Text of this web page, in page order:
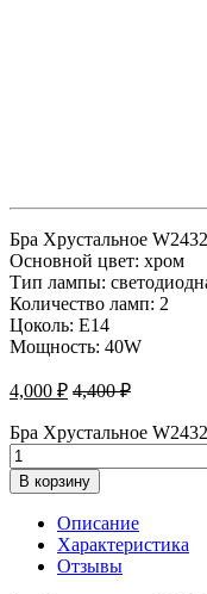
Бра Хрустальное
Основной цвет: хром
Тип лампы:
Количество ламп: 2
Цоколь: E14
Мощность: 40W
4,000 ₽ 4,400₽
Бра Хрустальное
В корзину
Описание
Характеристика
Отзывы